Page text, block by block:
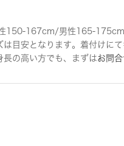
150-167cm/男性165-
目安となります。着付けにて
長の高い方でも、まずはお問合